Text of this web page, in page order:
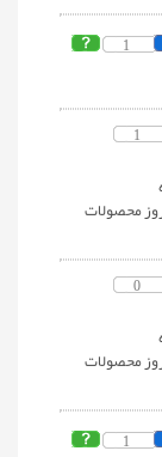
1
1
به روز محصولات
0
به روز محصولات
1